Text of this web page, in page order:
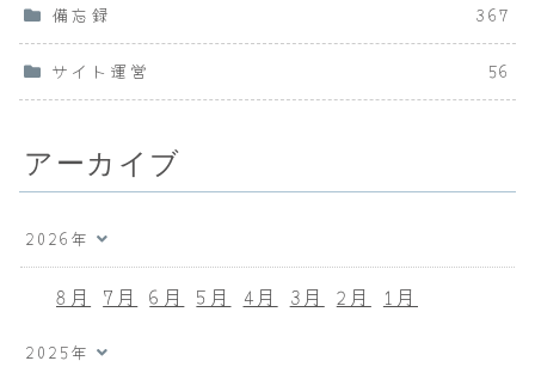
備忘録 367
サイト運営 56
アーカイブ
2026年
8月 7月 6月 5月 4月 3月 2月 1月
2025年